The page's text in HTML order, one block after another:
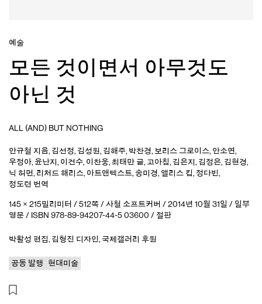
예술
모든 것이면서 아무것도
아닌 것
ALL (AND) BUT NOTHING
안규철 지음 김선정 김성원 김해주 박찬경 보리스 그로이스 안소연
우정아 윤난지 이건수 이찬웅 최태만 글 고아침 김은지 김정은 김현경
닉 허먼 리처드 해리스 아트앤텍스트 송미경 앨리스 킴 정다빈
정도련 번역
145 × 215밀리미터 / 512쪽 / 사철 소프트커버 / 2014년 10월 31일 / 일부
영문 / ISBN 978-89-94207-44-5 03600 / 절판
박활성 편집, 김형진 디자인, 국제갤러리 후원
공동 발행 현대미술